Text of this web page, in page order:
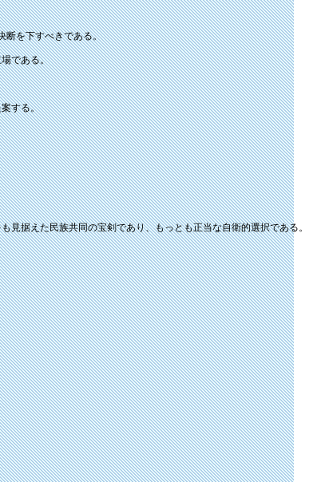
断を下すべきである。
である。
する。
据えた民族共同の宝剣であり、もっとも正当な自衛的選択である。